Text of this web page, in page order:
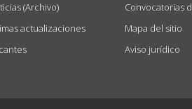
(Archivo)
actualizaciones
Convocatorias
Mapa del sitio
Aviso jurídico